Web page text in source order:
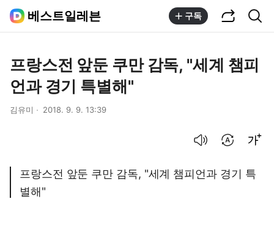
베스트일레븐 구독
프랑스전 앞둔 쿠만 감독, "세계 챔피
언과 경기 특별해"
김유미 2018. 9. 9. 13:39
프랑스전 앞둔 쿠만 감독, "세계 챔피언과 경기 특
별해"